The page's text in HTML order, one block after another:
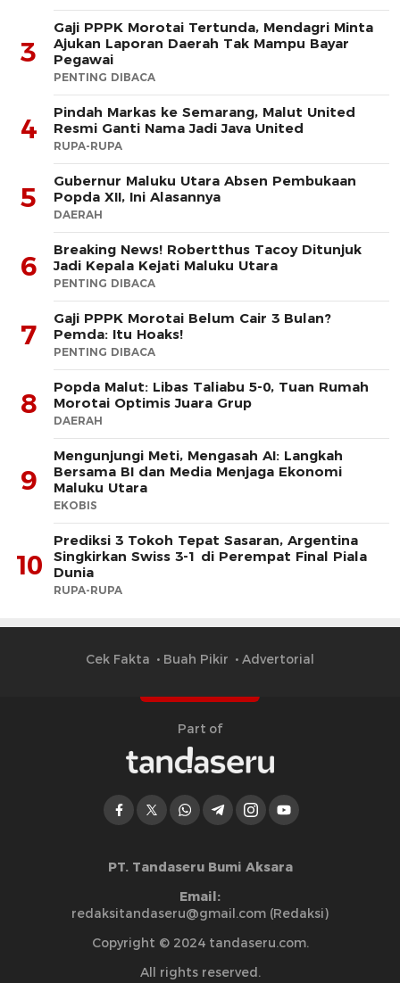
3
Gaji PPPK Morotai Tertunda, Mendagri Minta
Ajukan Laporan Daerah Tak Mampu Bayar
Pegawai
PENTING DIBACA
4
Pindah Markas ke Semarang, Malut United
Resmi Ganti Nama Jadi Java United
RUPA-RUPA
5
Gubernur Maluku Utara Absen Pembukaan
Popda XII, Ini Alasannya
DAERAH
6
Breaking News! Robertthus Tacoy Ditunjuk
Jadi Kepala Kejati Maluku Utara
PENTING DIBACA
7
Gaji PPPK Morotai Belum Cair 3 Bulan?
Pemda: Itu Hoaks!
PENTING DIBACA
8
Popda Malut: Libas Taliabu 5-0, Tuan Rumah
Morotai Optimis Juara Grup
DAERAH
9
Mengunjungi Meti, Mengasah AI: Langkah
Bersama BI dan Media Menjaga Ekonomi
Maluku Utara
EKOBIS
10
Prediksi 3 Tokoh Tepat Sasaran, Argentina
Singkirkan Swiss 3-1 di Perempat Final Piala
Dunia
RUPA-RUPA
Cek Fakta Buah Pikir Advertorial
Part of
PT. Tandaseru Bumi Aksara
Email:
redaksitandaseru@gmail.com (Redaksi)
Copyright © 2024 tandaseru.com.
All rights reserved.